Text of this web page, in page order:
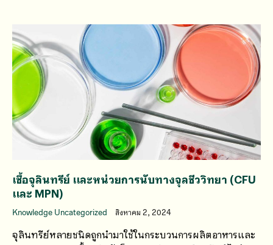
เชื้อจุลินทรีย์ และหน่วยการนับทางจุลชีววิทยา (CFU
และ MPN)
Knowledge Uncategorized สิงหาคม 2, 2024
จุลินทรีย์หลายชนิดถูกนำมาใช้ในกระบวนการผลิตอาหารและ